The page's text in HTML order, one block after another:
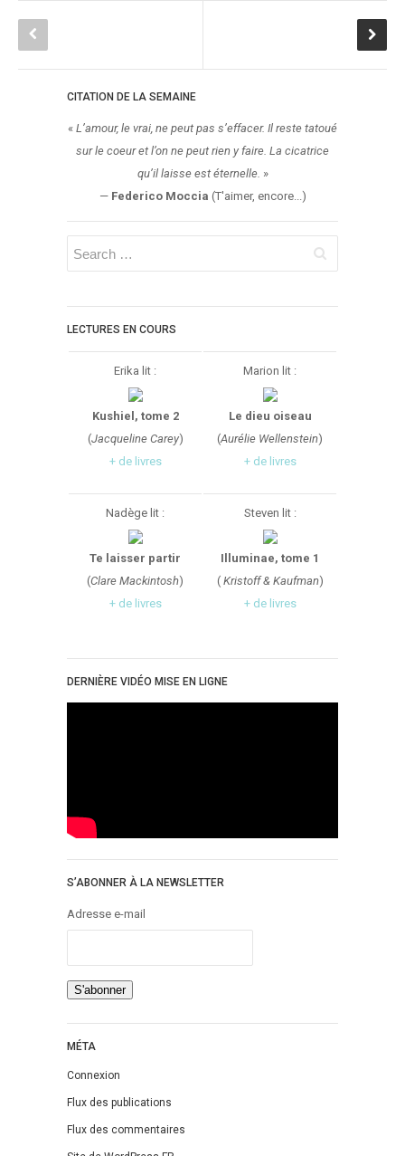
Thriller
CITATION DE LA SEMAINE
« L’amour, le vrai, ne peut pas s’effacer. Il reste tatoué
sur le coeur et l’on ne peut rien y faire. La cicatrice
qu’il laisse est éternelle. »
— Federico Moccia (T'aimer, encore...)
LECTURES EN COURS
Erika lit :
Kushiel, tome 2
(Jacqueline Carey)
+ de livres
Marion lit :
Le dieu oiseau
(Aurélie Wellenstein)
+ de livres
Nadège lit :
Te laisser partir
(Clare Mackintosh)
+ de livres
Steven lit :
Illuminae, tome 1
(Kristoff & Kaufman)
+ de livres
DERNIÈRE VIDÉO MISE EN LIGNE
S’ABONNER À LA NEWSLETTER
Adresse e-mail
MÉTA
Connexion
Flux des publications
Flux des commentaires